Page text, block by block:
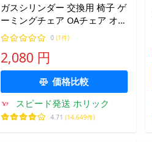
ガスシリンダー 交換用 椅子 ゲ
ーミングチェア OAチェア オフ
ィスチェア 一般型 昇降 回転
(シルバー, 39cm)
0 (1件)
2,080 円
価格比較
スピード発送 ホリック
4.71 (14,649件)